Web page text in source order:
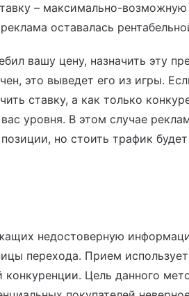
– максимально-
оставалась
вашу цену, назначить эту
это выведет его из игры.
ставку, а как только
уровня. В этом случае
но стоить трафик
недостоверную
перехода. Прием
конкуренции. Цель данного